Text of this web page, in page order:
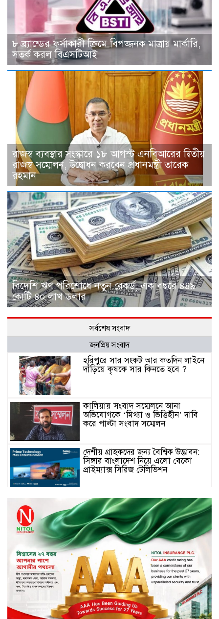
৮ ব্র্যান্ডের ফর্সাকারী ক্রিমে বিপজ্জনক মাত্রায় মার্কারি,
সতর্ক করল বিএসটিআই
রাজস্ব ব্যবস্থার সংস্কারে ১৮ আগস্ট এনবিআরের দ্বিতীয়
রাজস্ব সম্মেলন, উদ্বোধন করবেন প্রধানমন্ত্রী তারেক
রহমান
বিদেশি ঋণ পরিশোধে নতুন রেকর্ড, এক বছরে ৪৪৯
কোটি ৪০ লাখ ডলার
সর্বশেষ সংবাদ
জনপ্রিয় সংবাদ
হরিপুরে সার সংকট আর কতদিন লাইনে
দাঁড়িয়ে কৃষকে সার কিনতে হবে ?
কালিয়ায় সংবাদ সম্মেলনে আনা
অভিযোগকে ‘মিথ্যা ও ভিত্তিহীন’ দাবি
করে পাল্টা সংবাদ সম্মেলন
দেশীয় গ্রাহকদের জন্য বৈশ্বিক উদ্ভাবন:
সিঙ্গার বাংলাদেশ নিয়ে এলো বেকো
প্রাইম্যাক্স সিরিজ টেলিভিশন
স্মার্টফোন ডিসপ্লেতে নতুন যুগ: ০ মিমি
বর্ডারলেস কনসেপ্ট আনল টেকনো
মাধবপুরে সিএনজি ও ট্রাকের মুখোমুখি
সংঘর্ষে নিহত দুই জন
ইসলামী ব্যাংকের শরী’আহ
সুপারভাইজরি কমিটির সভা অনুষ্ঠিত